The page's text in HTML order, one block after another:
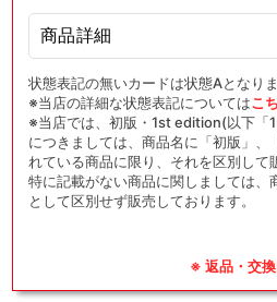
商品詳細
状態表記の無いカードは状態Aとなりま
※当店の詳細な状態表記についてはこ
※当店では、初版・1st edition(以下「
につきましては、商品名に「初版」、
れている商品に限り、それを区別して
特に記載がない商品に関しましては、
として区別せず販売しております。
※ 返品・交